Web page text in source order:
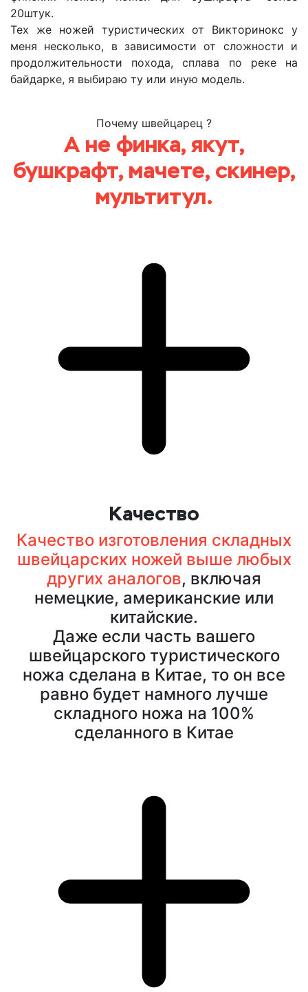
20штук.
Тех же ножей туристических от Викторинокс у
меня несколько, в зависимости от сложности и
продолжительности похода, сплава по реке на
байдарке, я выбираю ту или иную модель.
Почему швейцарец ?
А не финка, якут,
бушкрафт, мачете, скинер,
мультитул.
Качество
Качество изготовления складных
швейцарских ножей выше любых
других аналогов, включая
немецкие, американские или
китайские.
Даже если часть вашего
швейцарского туристического
ножа сделана в Китае, то он все
равно будет намного лучше
складного ножа на 100%
сделанного в Китае